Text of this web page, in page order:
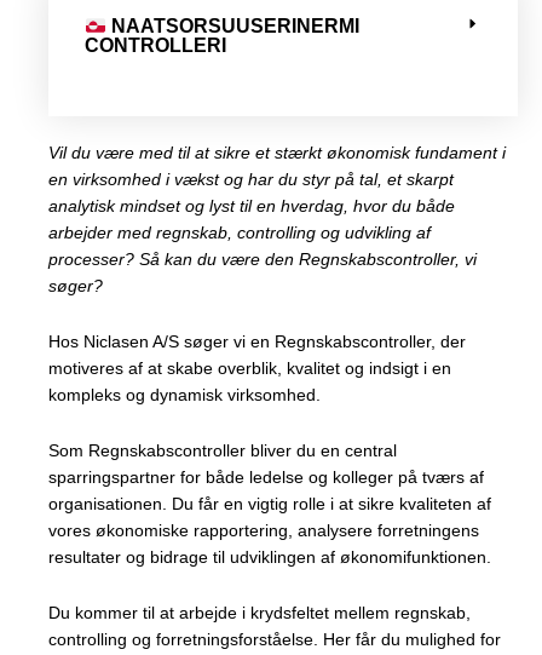
NAATSORSUUSERINERMI
CONTROLLERI
Vil du være med til at sikre et stærkt økonomisk fundament i
en virksomhed i vækst og har du styr på tal, et skarpt
analytisk mindset og lyst til en hverdag, hvor du både
arbejder med regnskab, controlling og udvikling af
processer? Så kan du være den Regnskabscontroller, vi
søger?
Hos Niclasen A/S søger vi en Regnskabscontroller, der
motiveres af at skabe overblik, kvalitet og indsigt i en
kompleks og dynamisk virksomhed.
Som Regnskabscontroller bliver du en central
sparringspartner for både ledelse og kolleger på tværs af
organisationen. Du får en vigtig rolle i at sikre kvaliteten af
vores økonomiske rapportering, analysere forretningens
resultater og bidrage til udviklingen af økonomifunktionen.
Du kommer til at arbejde i krydsfeltet mellem regnskab,
controlling og forretningsforståelse. Her får du mulighed for